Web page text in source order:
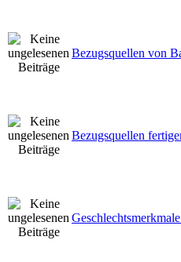
Bezugsquellen von
Bezugsquellen